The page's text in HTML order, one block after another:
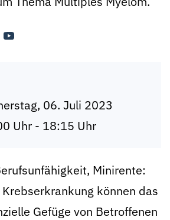
06. Juli 2023
Uhr - 18:15 Uhr
Minirente:
können das
Gefüge von Betroffenen